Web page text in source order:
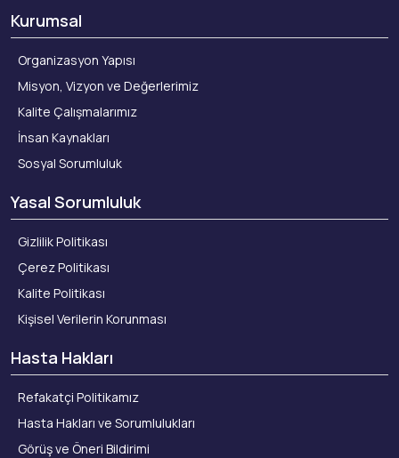
Kurumsal
Organizasyon Yapısı
Misyon, Vizyon ve Değerlerimiz
Kalite Çalışmalarımız
İnsan Kaynakları
Sosyal Sorumluluk
Yasal Sorumluluk
Gizlilik Politikası
Çerez Politikası
Kalite Politikası
Kişisel Verilerin Korunması
Hasta Hakları
Refakatçi Politikamız
Hasta Hakları ve Sorumlulukları
Görüş ve Öneri Bildirimi